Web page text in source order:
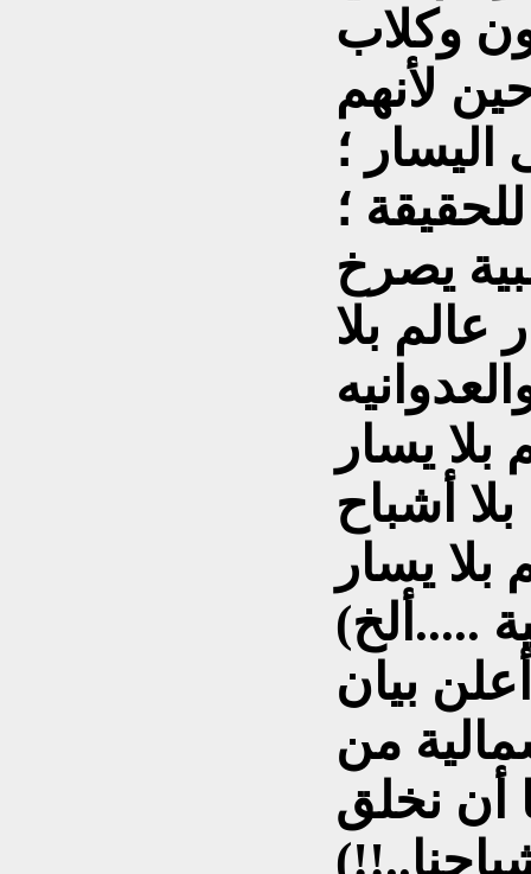
وكلاب
لأنهم
؛
؛
يصرخ
عالم بلا
يسار
أشباح
يسار
.....ألخ)
بيان
من
أن نخلق